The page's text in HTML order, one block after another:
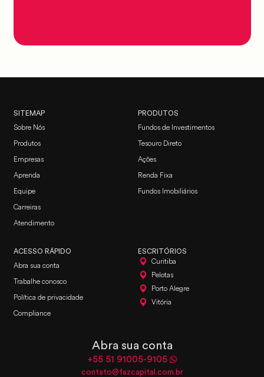
SITEMAP
Sobre Nós
Produtos
Empresas
Aprenda
Equipe
Carreiras
Atendimento
PRODUTOS
Fundos de Investimentos
Tesouro Direto
Ações
Renda Fixa
Fundos Imobiliários
ACESSO RÁPIDO
Abra sua conta
Trabalhe conosco
Política de privacidade
Compliance
ESCRITÓRIOS
Curitiba
Pelotas
Porto Alegre
Vitória
Abra sua conta
+55 51 91005-9105
contato@fazcapital.com.br